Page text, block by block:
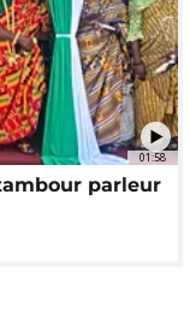
01:58
parleur